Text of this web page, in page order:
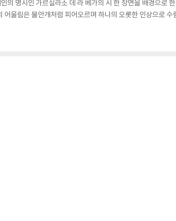
의 명시인 가르실라소 데 라 베가의 시 한 장면을 배경으로
울림은 물안개처럼 피어오르며 하나의 오롯한 인상으로 수